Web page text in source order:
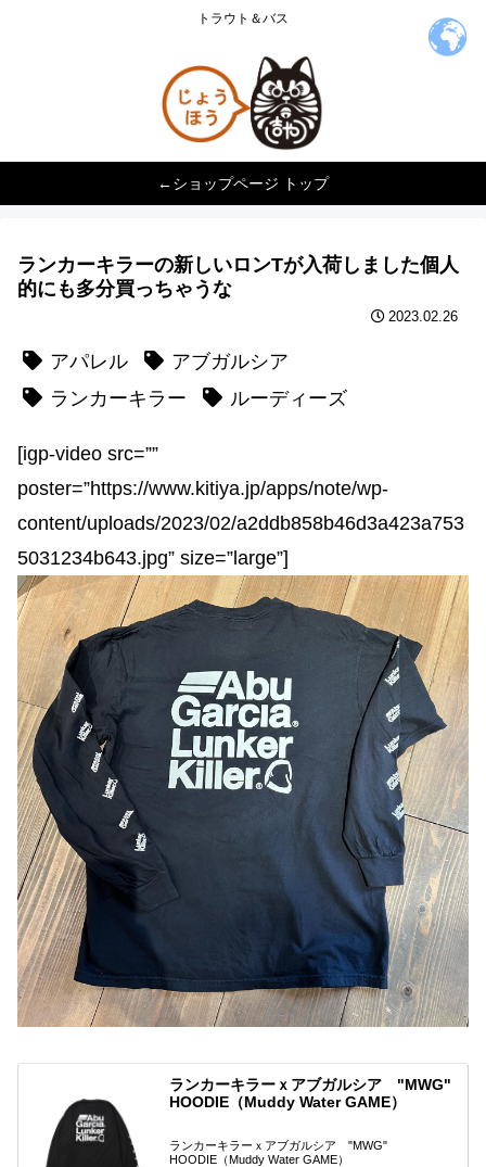
トラウト＆バス
←ショップページ トップ
ランカーキラーの新しいロンTが入荷しました️個人
的にも多分買っちゃうな
2023.02.26
アパレル
アブガルシア
ランカーキラー
ルーディーズ
[igp-video src=””
poster=”https://www.kitiya.jp/apps/note/wp-
content/uploads/2023/02/a2ddb858b46d3a423a753
5031234b643.jpg” size=”large”]
ランカーキラーｘアブガルシア "MWG"
HOODIE（Muddy Water GAME）
ランカーキラーｘアブガルシア "MWG"
HOODIE（Muddy Water GAME）